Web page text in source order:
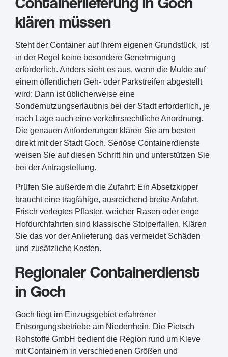
klären müssen
Steht der Container auf Ihrem eigenen Grundstück, ist
in der Regel keine besondere Genehmigung
erforderlich. Anders sieht es aus, wenn die Mulde auf
einem öffentlichen Geh- oder Parkstreifen abgestellt
wird: Dann ist üblicherweise eine
Sondernutzungserlaubnis bei der Stadt erforderlich, je
nach Lage auch eine verkehrsrechtliche Anordnung.
Die genauen Anforderungen klären Sie am besten
direkt mit der Stadt Goch. Seriöse Containerdienste
weisen Sie auf diesen Schritt hin und unterstützen Sie
bei der Antragstellung.
Prüfen Sie außerdem die Zufahrt: Ein Absetzkipper
braucht eine tragfähige, ausreichend breite Anfahrt.
Frisch verlegtes Pflaster, weicher Rasen oder enge
Hofdurchfahrten sind klassische Stolperfallen. Klären
Sie das vor der Anlieferung das vermeidet Schäden
und zusätzliche Kosten.
Regionaler Containerdienst
in Goch
Goch liegt im Einzugsgebiet erfahrener
Entsorgungsbetriebe am Niederrhein. Die Pietsch
Rohstoffe GmbH bedient die Region rund um Kleve
mit Containern in verschiedenen Größen und